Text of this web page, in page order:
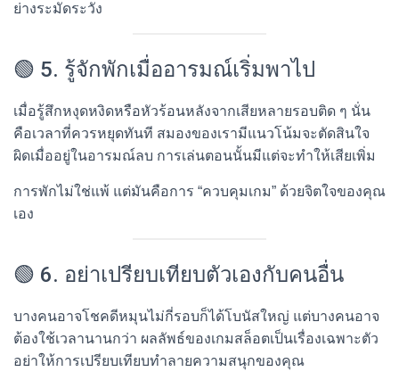
ย่างระมัดระวัง
🟢 5. รู้จักพักเมื่ออารมณ์เริ่มพาไป
เมื่อรู้สึกหงุดหงิดหรือหัวร้อนหลังจากเสียหลายรอบติด ๆ นั่น
คือเวลาที่ควรหยุดทันที สมองของเรามีแนวโน้มจะตัดสินใจ
ผิดเมื่ออยู่ในอารมณ์ลบ การเล่นตอนนั้นมีแต่จะทำให้เสียเพิ่ม
การพักไม่ใช่แพ้ แต่มันคือการ “ควบคุมเกม” ด้วยจิตใจของคุณ
เอง
🟢 6. อย่าเปรียบเทียบตัวเองกับคนอื่น
บางคนอาจโชคดีหมุนไม่กี่รอบก็ได้โบนัสใหญ่ แต่บางคนอาจ
ต้องใช้เวลานานกว่า ผลลัพธ์ของเกมสล็อตเป็นเรื่องเฉพาะตัว
อย่าให้การเปรียบเทียบทำลายความสนุกของคุณ